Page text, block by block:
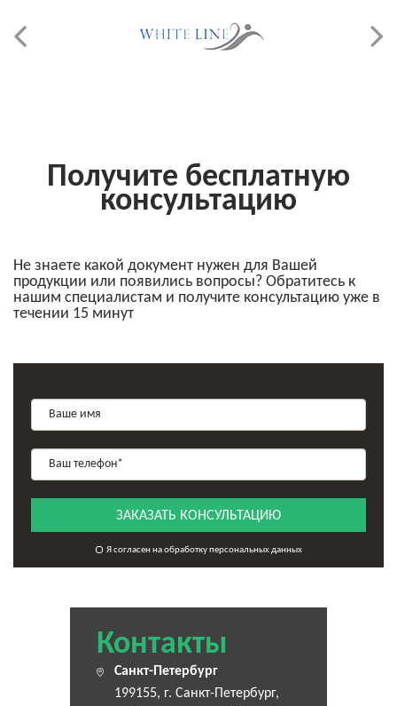
Получите бесплатную
консультацию
Не знаете какой документ нужен для Вашей
продукции или появились вопросы? Обратитесь к
нашим специалистам и получите консультацию уже в
течении 15 минут
ЗАКАЗАТЬ КОНСУЛЬТАЦИЮ
Я согласен на обработку персональных данных
Контакты
Санкт-Петербург
199155, г. Санкт-Петербург,